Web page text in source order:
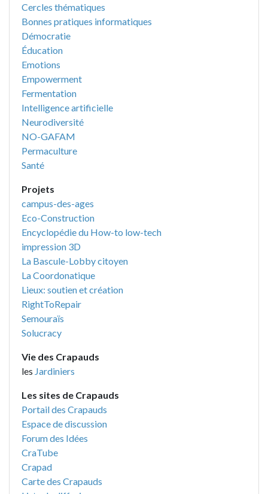
Cercles thématiques
Bonnes pratiques informatiques
Démocratie
Éducation
Emotions
Empowerment
Fermentation
Intelligence artificielle
Neurodiversité
NO-GAFAM
Permaculture
Santé
Projets
campus-des-ages
Eco-Construction
Encyclopédie du How-to low-tech
impression 3D
La Bascule-Lobby citoyen
La Coordonatique
Lieux: soutien et création
RightToRepair
Semouraïs
Solucracy
Vie des Crapauds
les Jardiniers
Les sites de Crapauds
Portail des Crapauds
Espace de discussion
Forum des Idées
CraTube
Crapad
Carte des Crapauds